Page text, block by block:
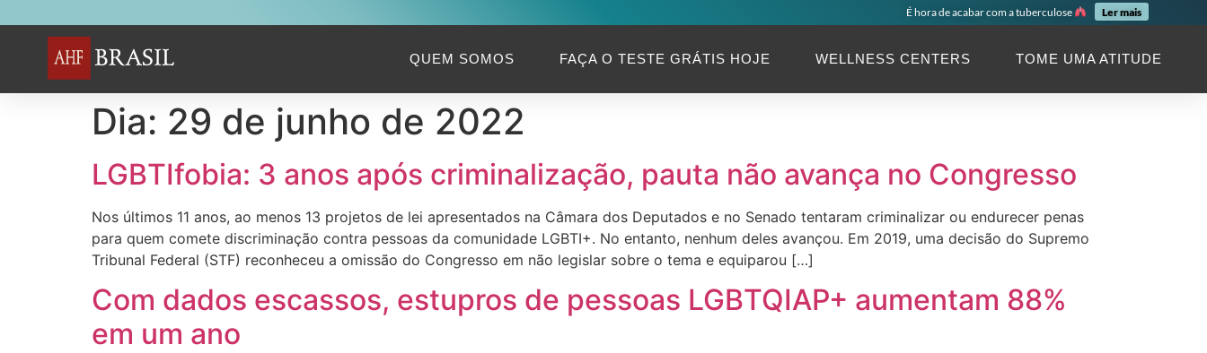
É hora de acabar com a tuberculose Ler mais
QUEM SOMOS FAÇA O TESTE GRÁTIS HOJE WELLNESS CENTERS TOME UMA ATITUDE
Dia: 29 de junho de 2022
LGBTIfobia: 3 anos após criminalização, pauta não avança no Congresso
Nos últimos 11 anos, ao menos 13 projetos de lei apresentados na Câmara dos Deputados e no Senado tentaram criminalizar ou endurecer penas
para quem comete discriminação contra pessoas da comunidade LGBTI+. No entanto, nenhum deles avançou. Em 2019, uma decisão do Supremo
Tribunal Federal (STF) reconheceu a omissão do Congresso em não legislar sobre o tema e equiparou […]
Com dados escassos, estupros de pessoas LGBTQIAP+ aumentam 88%
em um ano